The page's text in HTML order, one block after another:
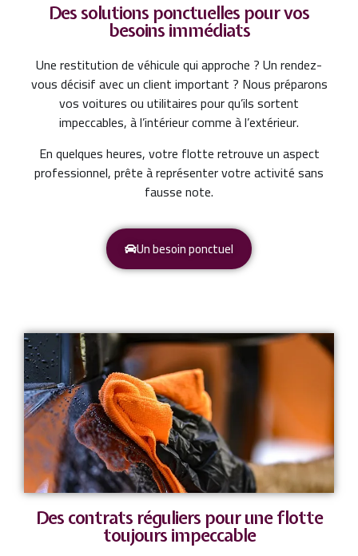
Des solutions ponctuelles pour vos
besoins immédiats
Une restitution de véhicule qui approche ? Un rendez-
vous décisif avec un client important ? Nous préparons
vos voitures ou utilitaires pour qu’ils sortent
impeccables, à l’intérieur comme à l’extérieur.
En quelques heures, votre flotte retrouve un aspect
professionnel, prête à représenter votre activité sans
fausse note.
Un besoin ponctuel
Des contrats réguliers pour une flotte
toujours impeccable